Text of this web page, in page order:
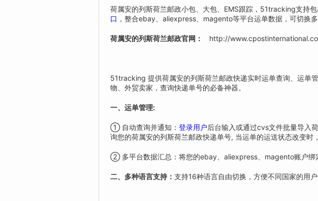
荷属安的列斯荷兰邮政小包、大包、EMS跟踪，51tracking支持
口 ，整合ebay、aliexpress、magento等平台运单数据，可切换
荷属安的列斯荷兰邮政官网： http://
51tracking 提供荷属安的列斯荷兰邮政快递实时运单查询、运单
物、外贸卖家，查询快递单号的必备神器。
一、运单管理:
① 自动查询并通知： 登录用户后台输入或通过cvs文件批量导入
询您的荷属安的列斯荷兰邮政快递单号, 当运单的运送状态改变时
② 多平台数据汇总：将您的ebay、aliexpress、magento账户绑
二、多种语言支持： 支持16种语言自由切换，方便不同国家的用户